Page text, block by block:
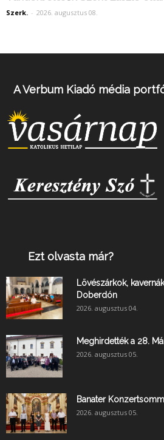
Szerk. - 2026. augusztus 08.
A Verbum Kiadó média
Ezt olvasta már?
Lövészárkok,
Doberdón
2026. augusztus 04.
Meghirdették a 28.
2026. augusztus 05.
Banater
2026. augusztus 05.